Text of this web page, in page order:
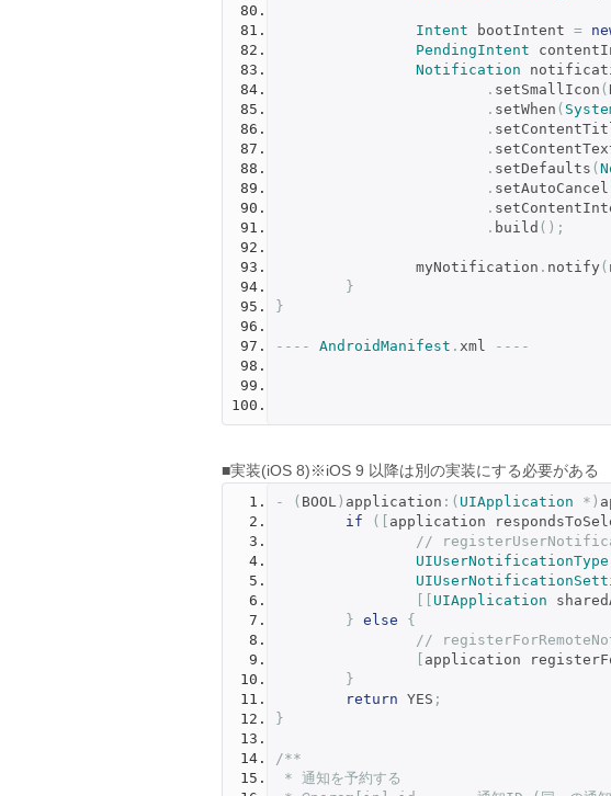
Intent bootIntent =
PendingIntent
Notification
. setSmallIcon (
. setWhen (
.
.
. setDefaults (
. setAutoCancel
.
. build ();
		myNotification
. notify (
}
}
---- AndroidManifest . xml ----
■実装(iOS 8)※iOS 9 以降は別の実装にする必要がある
- ( BOOL ) application :( UIApplication *)
if
([ application
//
UIUserNotificationType
UIApplication
} else
{
//
application
}
return YES ;
}
/**
* 通知を予約する